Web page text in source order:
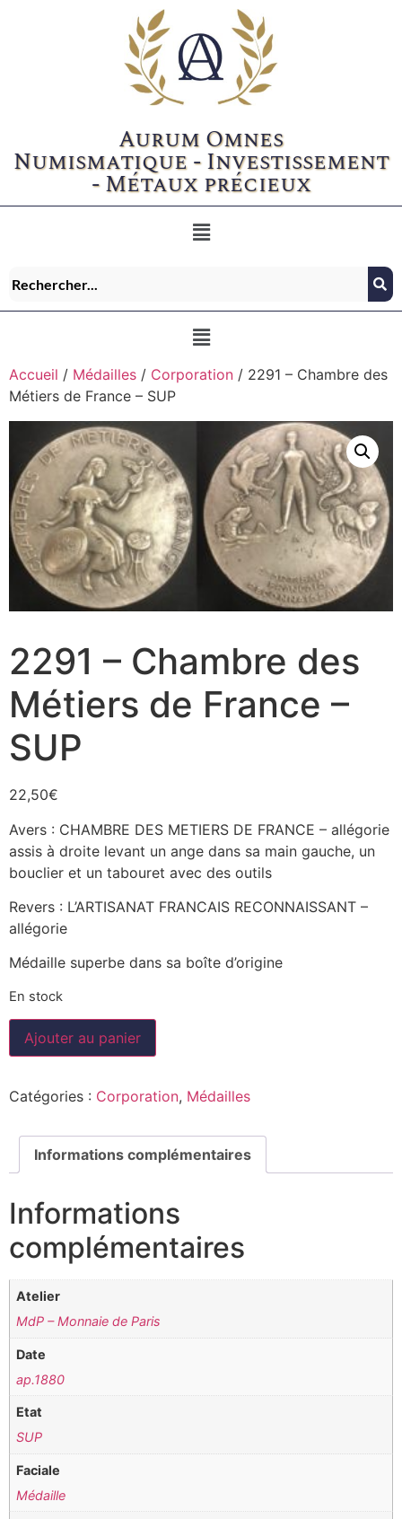
Aurum Omnes
Numismatique - Investissement
- Métaux précieux
Accueil / Médailles / Corporation / 2291 – Chambre des
Métiers de France – SUP
2291 – Chambre des
Métiers de France –
SUP
22,50€
Avers : CHAMBRE DES METIERS DE FRANCE – allégorie
assis à droite levant un ange dans sa main gauche, un
bouclier et un tabouret avec des outils
Revers : L’ARTISANAT FRANCAIS RECONNAISSANT –
allégorie
Médaille superbe dans sa boîte d’origine
En stock
Ajouter au panier
Catégories : Corporation, Médailles
Informations complémentaires
Informations
complémentaires
Atelier
MdP – Monnaie de Paris
Date
ap.1880
Etat
SUP
Faciale
Médaille